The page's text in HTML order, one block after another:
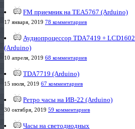
FM приемник на TEA5767 (Arduino)
17 января, 2019 78 комментариев
Аудиопроцессор TDA7419 + LCD1602
(Arduino)
10 апреля, 2019 68 комментариев
TDA7719 (Arduino)
15 июля, 2019 67 комментариев
Ретро часы на ИВ-22 (Arduino)
30 октября, 2019 59 комментариев
Часы на светодиодных